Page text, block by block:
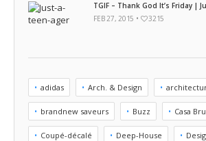
TGIF – Thank God It’s Friday |
FEB 27, 2015 •
3215
adidas Arch. & Design
brandnew saveurs Buzz Casa
Coupé-décalé Deep-House